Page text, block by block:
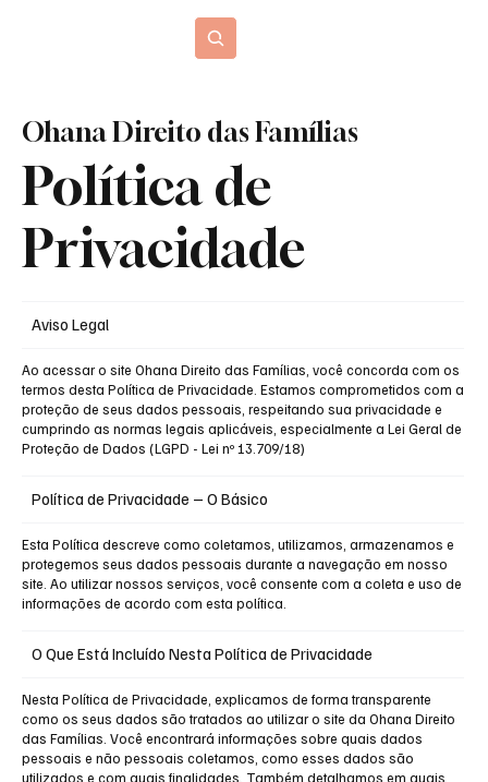
Política de
Privacidade
Ohana Direito das Famílias
Aviso Legal
Ao acessar o site Ohana Direito das Famílias, você concorda com os
termos desta Política de Privacidade. Estamos comprometidos com a
proteção de seus dados pessoais, respeitando sua privacidade e
cumprindo as normas legais aplicáveis, especialmente a Lei Geral de
Proteção de Dados (LGPD - Lei nº 13.709/18)
Política de Privacidade – O Básico
Esta Política descreve como coletamos, utilizamos, armazenamos e
protegemos seus dados pessoais durante a navegação em nosso
site. Ao utilizar nossos serviços, você consente com a coleta e uso de
informações de acordo com esta política.
O Que Está Incluído Nesta Política de Privacidade
Nesta Política de Privacidade, explicamos de forma transparente
como os seus dados são tratados ao utilizar o site da Ohana Direito
das Famílias. Você encontrará informações sobre quais dados
pessoais e não pessoais coletamos, como esses dados são
utilizados e com quais finalidades. Também detalhamos em quais